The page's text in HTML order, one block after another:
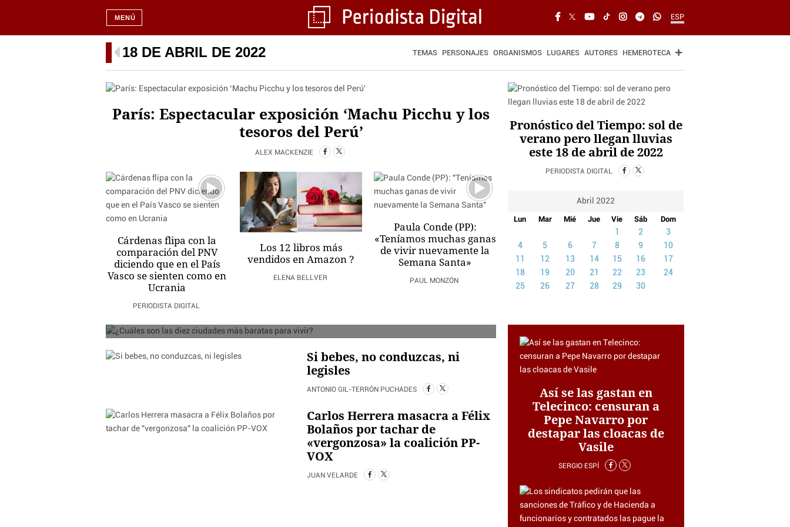
ESP
MENÚ
18 DE ABRIL DE 2022 TEMAS PERSONAJES ORGANISMOS LUGARES AUTORES HEMEROTECA
París: Espectacular exposición ‘Machu Picchu y los
tesoros del Perú’
ALEX MACKENZIE
Cárdenas flipa con la
comparación del PNV
diciendo que en el País
Vasco se sienten como en
Ucrania
PERIODISTA DIGITAL
Los 12 libros más
vendidos en Amazon ?
ELENA BELLVER
Paula Conde (PP):
«Teníamos muchas ganas
de vivir nuevamente la
Semana Santa»
PAUL MONZÓN
Pronóstico del Tiempo: sol de
verano pero llegan lluvias
este 18 de abril de 2022
PERIODISTA DIGITAL
Abril 2022
Lun Mar Mié Jue Vie Sáb Dom
2
3
4
5 6 7 8 9
10
12 13 14 15 16
17
18
19 20 21 22 23
24
25
26 27 28 29 30
¿Cuáles son las diez ciudades más baratas para
Si bebes, no conduzcas, ni
legisles
ANTONIO GIL-TERRÓN PUCHADES
Carlos Herrera masacra a Félix
Bolaños por tachar de
«vergonzosa» la coalición PP-
VOX
JUAN VELARDE
Así se las gastan en
Telecinco: censuran a
Pepe Navarro por
destapar las cloacas de
Vasile
SERGIO ESPÍ